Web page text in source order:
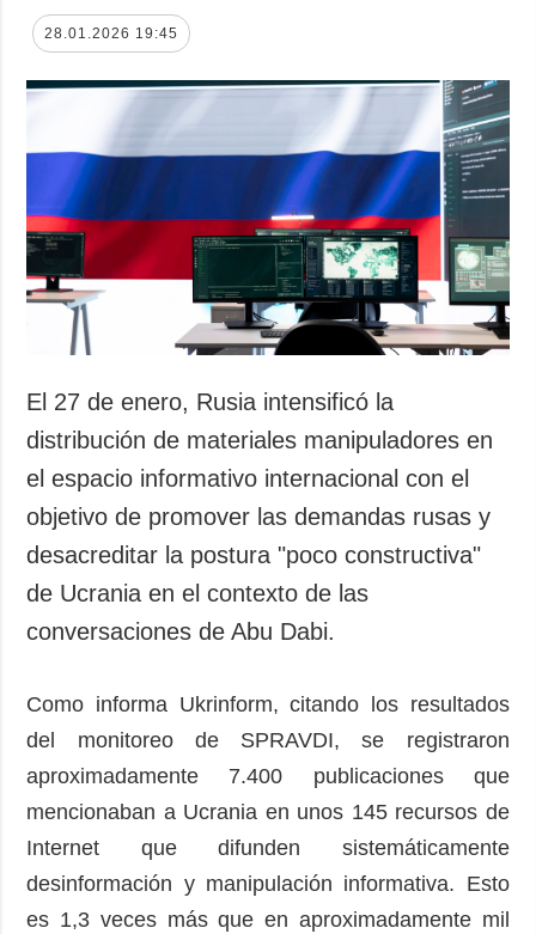
28.01.2026 19:45
El 27 de enero, Rusia intensificó la
distribución de materiales manipuladores en
el espacio informativo internacional con el
objetivo de promover las demandas rusas y
desacreditar la postura "poco constructiva"
de Ucrania en el contexto de las
conversaciones de Abu Dabi.
Como informa Ukrinform, citando los resultados
del monitoreo de SPRAVDI, se registraron
aproximadamente 7.400 publicaciones que
mencionaban a Ucrania en unos 145 recursos de
Internet que difunden sistemáticamente
desinformación y manipulación informativa. Esto
es 1,3 veces más que en aproximadamente mil